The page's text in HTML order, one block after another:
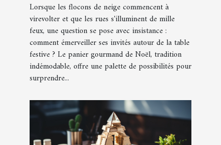
Lorsque les flocons de neige commencent à
virevolter et que les rues s'illuminent de mille
feux, une question se pose avec insistance :
comment émerveiller ses invités autour de la table
festive ? Le panier gourmand de Noël, tradition
indémodable, offre une palette de possibilités pour
surprendre...